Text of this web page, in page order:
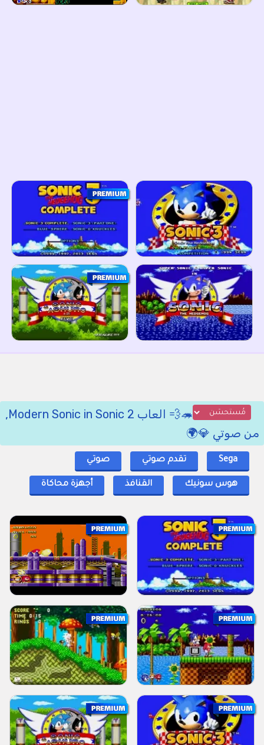
🦔💨 العاب Modern Sonic in Sonic 2,
من صوتي 💎🌍
Sega تقدم صوتي صوتي
هوس سونيك القنافذ أجهزة محاكاة